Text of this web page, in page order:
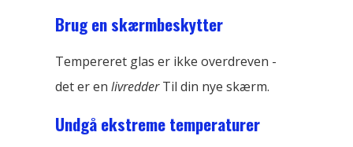
Brug en skærmbeskytter
Tempereret glas er ikke overdreven -
det er en livredderTil din nye skærm.
Undgå ekstreme temperaturer